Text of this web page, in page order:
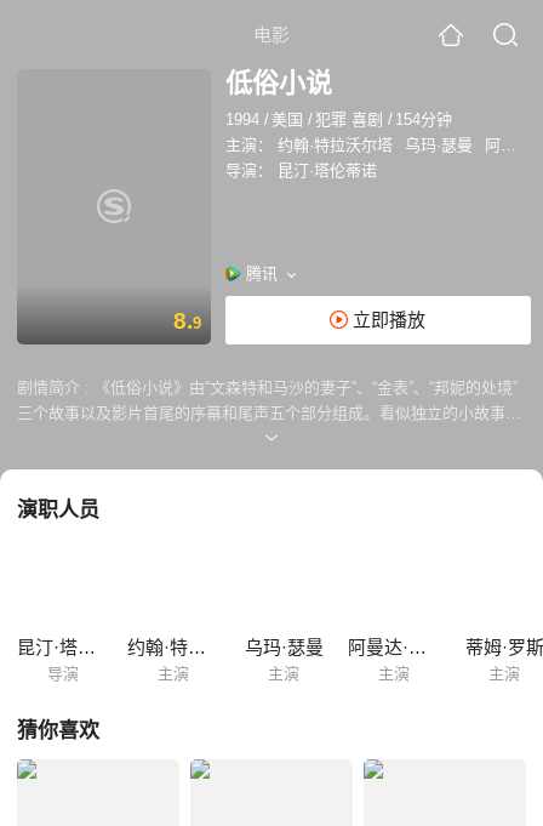
电影
8.9
低俗小说
1994 / 美国 /犯罪 喜剧 / 154分钟
主演：
约翰·特拉沃尔塔 乌玛·瑟曼
阿曼达·普拉莫
导演：
昆汀·塔伦蒂诺
腾讯
立即播放
剧情简介 :
《低俗小说》由“文森特和马沙的妻子”、“金表”、“邦妮的处境”
三个故事以及影片首尾的序幕和尾声五个部分组成。看似独立的小故事里
面，却又有环环相扣的人和事。 盗贼“小南瓜”和“小兔子”在早餐店里
店内用餐，可谓天外有天。二人是否会放过两名小盗贼？ 而文森特是
表，就是因为这块金表，他和马沙分享了一个耻辱的秘密。 故事环状
结构，回...
演职人员
昆汀·塔伦蒂诺
导演
约翰·特拉沃尔塔
主演
乌玛·瑟曼
主演
阿曼达·普拉莫
主演
蒂姆·罗斯
主演
猜你喜欢